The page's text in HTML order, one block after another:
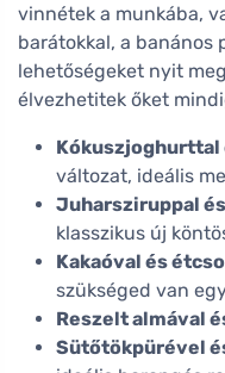
vinnétek a munkába,
barátokkal, a banános
lehetőségeket nyit
élvezhetitek őket
Kókuszjoghurttal
változat, ideális
Juharsziruppal
klasszikus új
Kakaóval és
szükséged van
Reszelt almával
Sütőtökpürével